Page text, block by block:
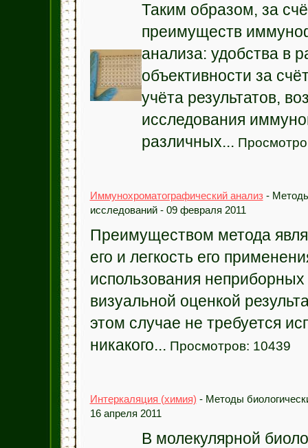
Таким образом, за
преимуществ
анализа: удобства в
объективности за
учёта результатов,
исследования
различных...
Иммунохроматографический анализ- Методы
исследований - 09 февраля 2011
Преимуществом метода
его и легкость его
использования
визуальной оценкой
этом случае не требуется
никакого... Просмотров: 10439
Интеркаляция (химия) - Методы
16 апреля 2011
В молекулярной